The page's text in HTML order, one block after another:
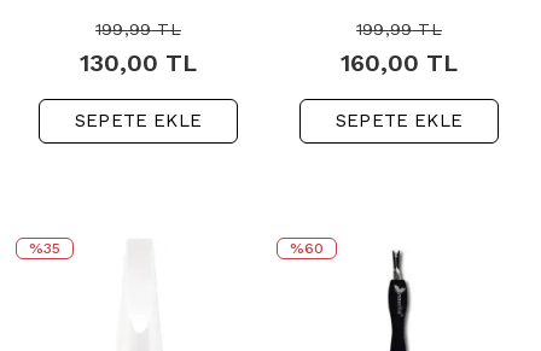
199,99TL
130,00 TL
SEPETE EKLE
199,99TL
160,00 TL
SEPETE EKLE
%35 %60